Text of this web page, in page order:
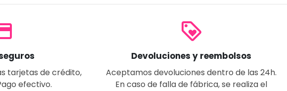
tarjetas de crédito,
efectivo.
loyalty
Devoluciones y reembolsos
Aceptamos devoluciones dentro de las 24h.
En caso de falla de fábrica, se realiza el